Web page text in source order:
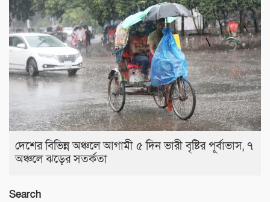
দেশের বিভিন্ন অঞ্চলে আগামী ৫ দিন ভারী বৃষ্টির পূর্বাভাস, ৭
অঞ্চলে ঝড়ের সতর্কতা
Search